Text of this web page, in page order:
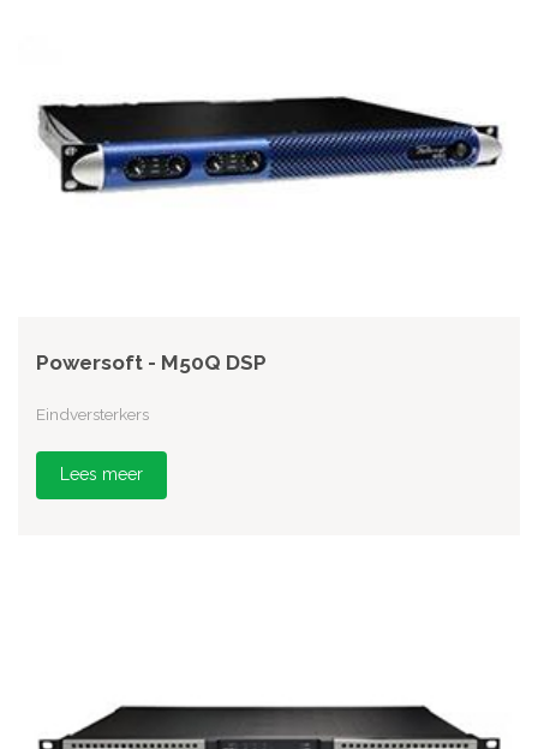
Powersoft - M50Q DSP
Eindversterkers
Lees meer